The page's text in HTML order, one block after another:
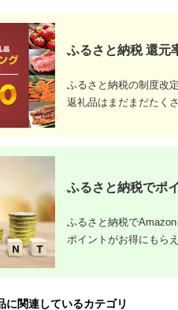
チケット 購入補助券
アイアン ドライバー
ジ 最新モデル
ふるさと納税 還元
ふるさと納税の制度改
返礼品はまだまだたく
ふるさと納税でポ
ふるさと納税で
ポイントがお得にもら
に関連しているカテゴリ